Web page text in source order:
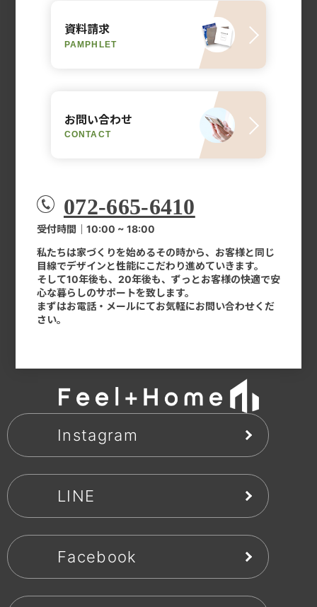
資料請求
PAMPHLET
お問い合わせ
CONTACT
072-665-6410
受付時間｜10:00 ~ 18:00
私たちは家づくりを始めるその時から、お客様と同じ
目線でデザインと性能にこだわり進めていきます。
そして10年後も、20年後も、ずっとお客様の快適で安
心な暮らしのサポートを致します。
まずはお電話・メールにてお気軽にお問い合わせくだ
さい。
Instagram
LINE
Facebook